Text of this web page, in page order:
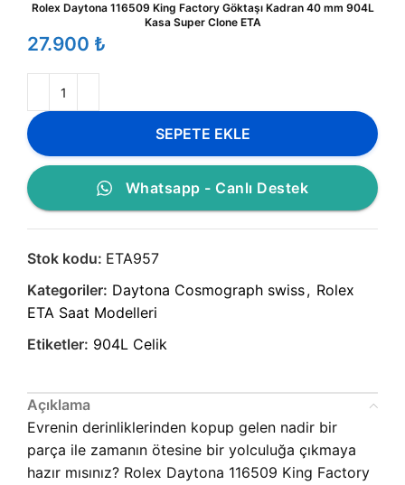
Rolex Daytona 116509 King Factory Göktaşı Kadran 40 mm 904L
Kasa Super Clone ETA
₺
SEPETE EKLE
Whatsapp - Canlı Destek
Stok kodu: ETA957
Kategoriler: Daytona Cosmograph swiss, Rolex
ETA Saat Modelleri
Etiketler: 904L Celik
Açıklama
Evrenin derinliklerinden kopup gelen nadir bir
parça ile zamanın ötesine bir yolculuğa çıkmaya
hazır mısınız? Rolex Daytona 116509 King Factory